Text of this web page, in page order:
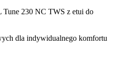
Tune 230 NC TWS z etui do
dla indywidualnego komfortu